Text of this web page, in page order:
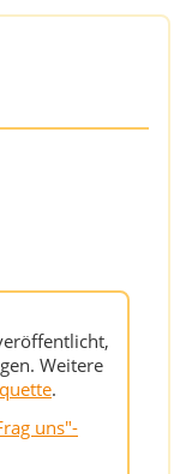
Weitere
.
uns"-